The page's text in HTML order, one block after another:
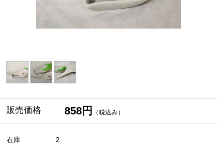
販売価格 858円 （税込み）
在庫 2